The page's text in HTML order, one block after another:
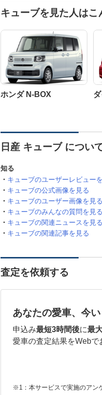
キューブを見た人は
ホンダ N-BOX
日産 キューブ につい
知る
キューブのユーザーレビュー
キューブの公式画像を見る
キューブのユーザー画像を見る
キューブのみんなの質問を見る
キューブの関連ニュースを見る
キューブの関連記事を見る
査定を依頼する
あなたの愛車、今い
申込み最短3時間後に最
愛車の査定結果をWebで
※1：本サービスで実施のアン